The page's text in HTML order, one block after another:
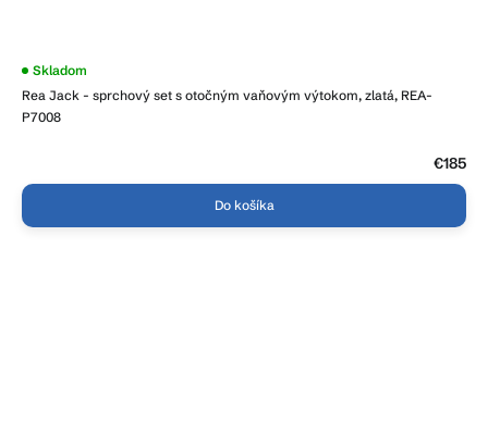
Rea Jack - sprchový set s otočným vaňovým výtokom, zlatá, REA-
P7008
Skladom
€185
Do košíka